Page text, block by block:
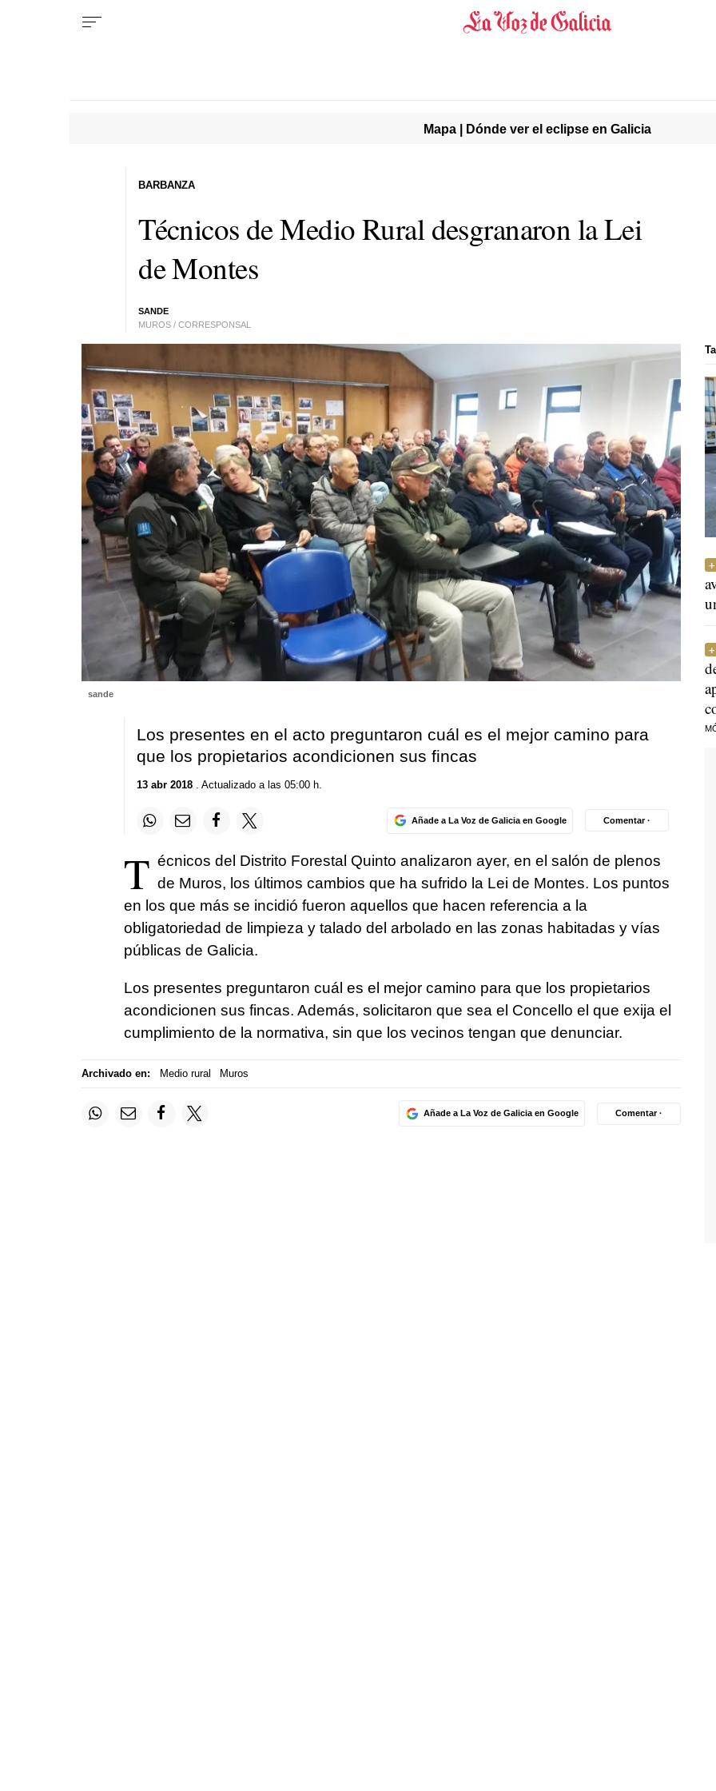
Mapa | Dónde ver el eclipse en Galicia
Técnicos de Medio Rural desgranaron la Lei
de Montes
SANDE
MUROS / CORRESPONSAL
BARBANZA
sande
Los presentes en el acto preguntaron cuál es el mejor camino para
que los propietarios acondicionen sus fincas
13 abr 2018. Actualizado a las 05:00 h.
Añade a La Voz de Galicia en Google Comentar ·
T écnicos del Distrito Forestal Quinto analizaron ayer, en el salón de plenos
de Muros, los últimos cambios que ha sufrido la Lei de Montes. Los puntos
en los que más se incidió fueron aquellos que hacen referencia a la
obligatoriedad de limpieza y talado del arbolado en las zonas habitadas y vías
públicas de Galicia.
Los presentes preguntaron cuál es el mejor camino para que los propietarios
acondicionen sus fincas. Además, solicitaron que sea el Concello el que exija el
cumplimiento de la normativa, sin que los vecinos tengan que denunciar.
Archivado en: Medio rural Muros
Añade a La Voz de Galicia en Google Comentar ·